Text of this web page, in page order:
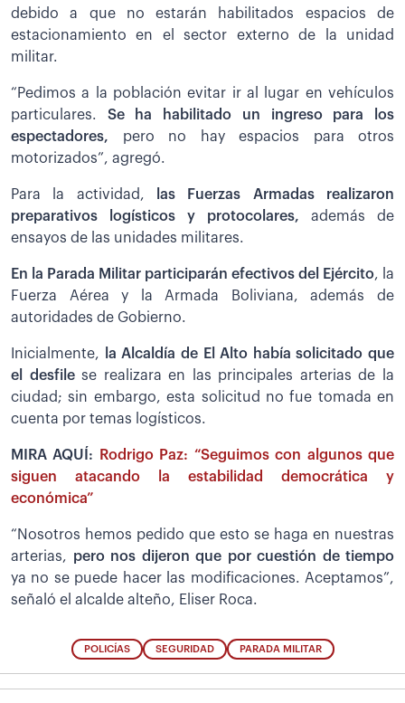
debido a que no estarán habilitados espacios de
estacionamiento en el sector externo de la unidad
militar.
“Pedimos a la población evitar ir al lugar en vehículos
particulares.
Se ha habilitado un ingreso para los
espectadores, pero no hay espacios para otros
motorizados”, agregó.
Para la actividad,
las Fuerzas Armadas realizaron
preparativos logísticos y protocolares, además de
ensayos de las unidades militares.
En la Parada Militar participarán efectivos del Ejército, la
Fuerza Aérea y la Armada Boliviana, además de
autoridades de Gobierno.
Inicialmente,
la Alcaldía de El Alto había solicitado que
el desfilese realizara en las principales arterias de la
ciudad; sin embargo, esta solicitud no fue tomada en
cuenta por temas logísticos.
MIRA AQUÍ:
Rodrigo Paz: “Seguimos con algunos que
siguen atacando la estabilidad democrática y
económica”
“Nosotros hemos pedido que esto se haga en nuestras
arterias, pero nos dijeron que por cuestión de tiempo
ya no se puede hacer las modificaciones. Aceptamos”,
señaló el alcalde alteño, Eliser Roca.
POLICÍAS SEGURIDAD PARADA MILITAR